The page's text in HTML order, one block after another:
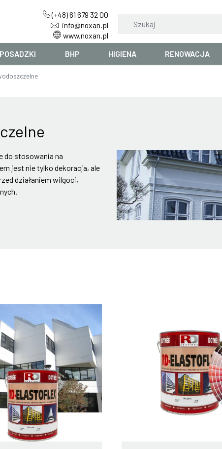
(+48) 61 679 32 00
info@noxan.pl
www.noxan.pl
POSADZKI BHP HIGIENA RENOWACJA
do stosowania na
jest nie tylko dekoracja, ale
działaniem wilgoci,